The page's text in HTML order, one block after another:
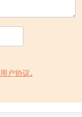
用户协议。